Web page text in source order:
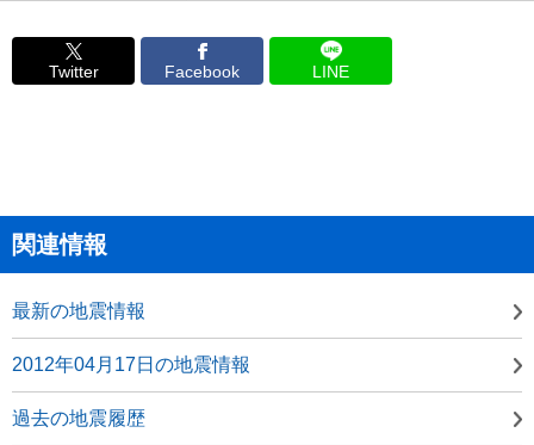
Twitter Facebook LINE
関連情報
最新の地震情報
2012年04月17日の地震情報
過去の地震履歴